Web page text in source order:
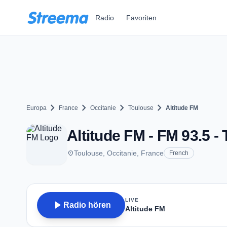
Radio Favoriten
Europa chevron_right France chevron_right Occitanie chevron_right Toulouse chevron_right Altitude FM
Altitude FM - FM 93.5 -
placeToulouse, Occitanie, France French
play_arrow Radio hören
LIVE
Altitude FM